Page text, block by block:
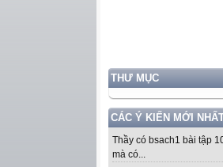
THƯ MỤC
CÁC Ý KIẾN MỚI
Thầy có bsach1 bài tập
mà có...